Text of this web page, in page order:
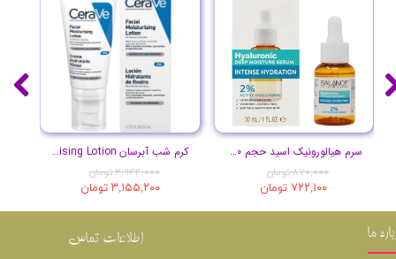
کرم شب آبرسان Facial Moisturising Lotion
۳,۹۴۴,۰۰۰ تومان
۳,۱۵۵,۲۰۰ تومان
سرم هیالورونیک اسید حجم 30 میلی لیتر
۸۷۰,۰۰۰ تومان
۷۲۲,۱۰۰ تومان
ما اطلاعات تماس